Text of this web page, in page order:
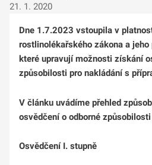
21. 1. 2020
Dne 1.7.2023 vstoupila v
rostlinolékařského zákona a
které upravujímožnosti získání
způsobilosti pro nakládání s
V článku uvádíme přehled
osvědčení o odborné
Osvědčení I. stupně